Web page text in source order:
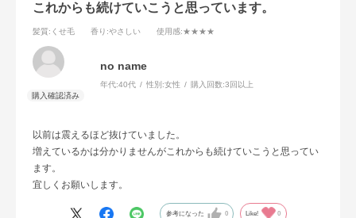
これからも続けていこうと思っています。
髪質:くせ毛 香り :やさしい 使用感:★★★★
no name
年代:40代 性別:女性 購入回数:3回以上
以前は震えるほど抜けていました。
増えているかは分かりませんがこれからも続けていこうと思ってい
ます。
宜しくお願いします。
参考になった 0 Like! 0